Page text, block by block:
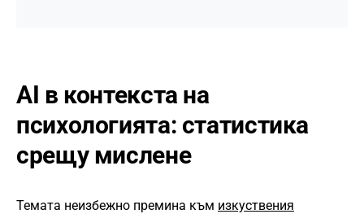
AI в контекста на
психологията: статистика
срещу мислене
Темата неизбежно премина към изкуствения